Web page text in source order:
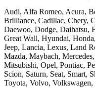
Audi, Alfa Romeo, Acura,
Brilliance, Cadillac, Chery,
Daewoo, Dodge, Daihatsu,
Great Wall, Hyundai,
Jeep, Lancia, Lexus, Land
Mazda, Maybach,
Mitsubishi, Opel, Pontiac,
Scion, Saturn, Seat, Smart,
Toyota, Volvo,